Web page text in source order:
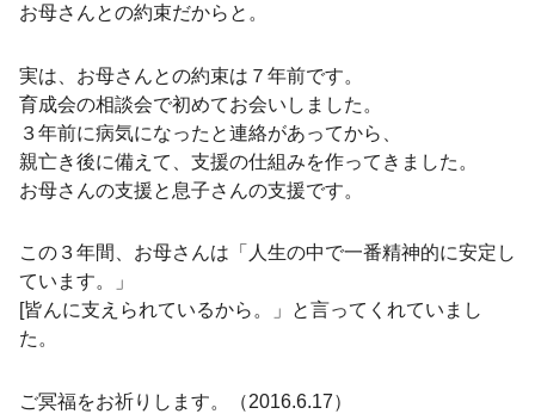
お母さんとの約束だからと。
実は、お母さんとの約束は７年前です。
育成会の相談会で初めてお会いしました。
３年前に病気になったと連絡があってから、
親亡き後に備えて、支援の仕組みを作ってきました。
お母さんの支援と息子さんの支援です。
この３年間、お母さんは「人生の中で一番精神的に安定し
ています。」
[皆んに支えられているから。」と言ってくれていまし
た。
ご冥福をお祈りします。（2016.6.17）